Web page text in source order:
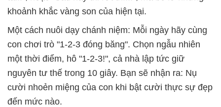
khoảnh khắc vàng son của hiện tại.
Một cách nuôi dạy chánh niệm: Mỗi ngày hãy cùng
con chơi trò "1-2-3 đóng băng". Chọn ngẫu nhiên
một thời điểm, hô "1-2-3!", cả nhà lập tức giữ
nguyên tư thế trong 10 giây. Bạn sẽ nhận ra: Nụ
cười nhoẻn miệng của con khi bật cười thực sự đẹp
đến mức nào.